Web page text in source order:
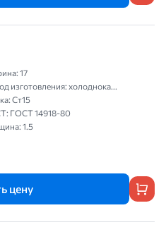
17
изготовления: холоднока...
Ст15
ГОСТ 14918-80
1.5
цену